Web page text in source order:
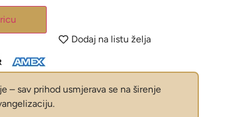
Dodaj na listu želja
– sav prihod usmjerava se na širenje